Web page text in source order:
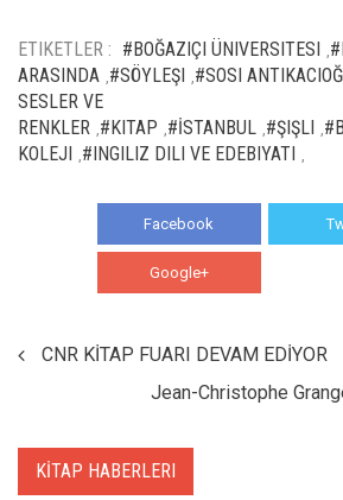
ETIKETLER : #BOĞAZIÇI ÜNIVERSITESI
ARASINDA #SÖYLEŞI #SOSI
SESLER VE
RENKLER #KITAP #İSTANBUL #ŞIŞLI
KOLEJI #INGILIZ DILI VE EDEBIYATI
Facebook
Google+
CNR KİTAP FUARI DEVAM EDİYOR
Jean-Christophe
KİTAP HABERLERI